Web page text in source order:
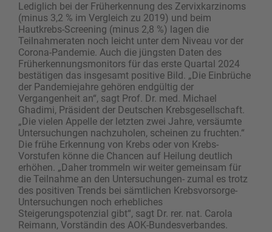
Lediglich bei der Früherkennung des Zervixkarzinoms
(minus 3,2 % im Vergleich zu 2019) und beim
Hautkrebs-Screening (minus 2,8 %) lagen die
Teilnahmeraten noch leicht unter dem Niveau vor der
Corona-Pandemie. Auch die jüngsten Daten des
Früherkennungsmonitors für das erste Quartal 2024
bestätigen das insgesamt positive Bild. „Die Einbrüche
der Pandemiejahre gehören endgültig der
Vergangenheit an“, sagt Prof. Dr. med. Michael
Ghadimi, Präsident der Deutschen Krebsgesellschaft.
„Die vielen Appelle der letzten zwei Jahre, versäumte
Untersuchungen nachzuholen, scheinen zu fruchten.“
Die frühe Erkennung von Krebs oder von Krebs-
Vorstufen könne die Chancen auf Heilung deutlich
erhöhen. „Daher trommeln wir weiter gemeinsam für
die Teilnahme an den Untersuchungen- zumal es trotz
des positiven Trends bei sämtlichen Krebsvorsorge-
Untersuchungen noch erhebliches
Steigerungspotenzial gibt“, sagt Dr. rer. nat. Carola
Reimann, Vorständin des AOK-Bundesverbandes.